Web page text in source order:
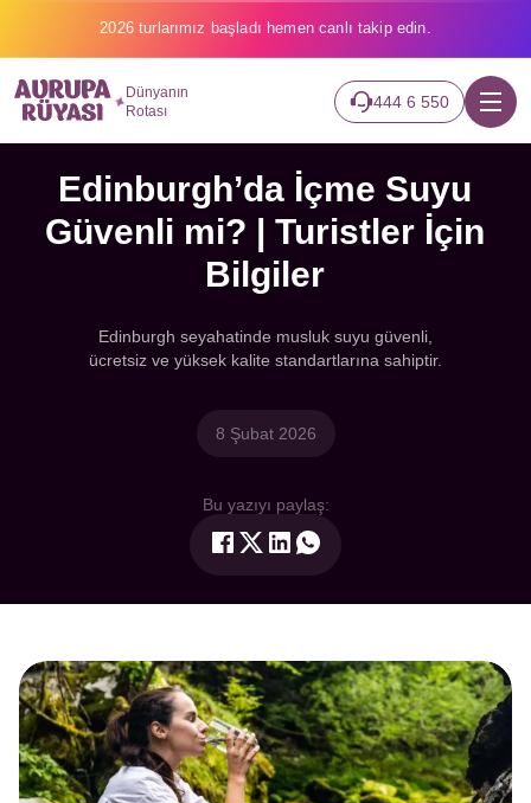
2026 turlarımız başladı hemen canlı takip edin.
Dünyanın
Rotası
444 6 550
Edinburgh’da İçme Suyu
Güvenli mi? | Turistler İçin
Bilgiler
Edinburgh seyahatinde musluk suyu güvenli,
ücretsiz ve yüksek kalite standartlarına sahiptir.
8 Şubat 2026
Bu yazıyı paylaş: